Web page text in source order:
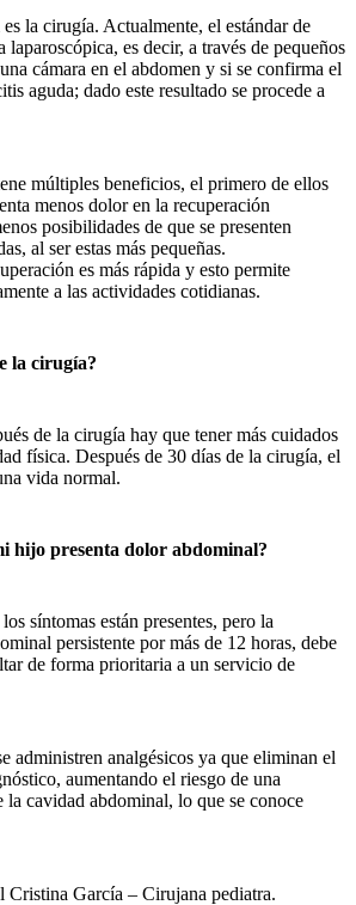
la cirugía. Actualmente, el estándar de
laparoscópica, es decir, a través de pequeños
cámara en el abdomen y si se confirma el
aguda; dado este resultado se procede a
múltiples beneficios, el primero de ellos
menos dolor en la recuperación
posibilidades de que se presenten
al ser estas más pequeñas.
es más rápida y esto permite
a las actividades cotidianas.
la cirugía?
de la cirugía hay que tener más cuidados
física. Después de 30 días de la cirugía, el
vida normal.
hijo presenta dolor abdominal?
síntomas están presentes, pero la
persistente por más de 12 horas, debe
de forma prioritaria a un servicio de
administren analgésicos ya que eliminan el
aumentando el riesgo de una
la cavidad abdominal, lo que se conoce
Cristina García – Cirujana pediatra.